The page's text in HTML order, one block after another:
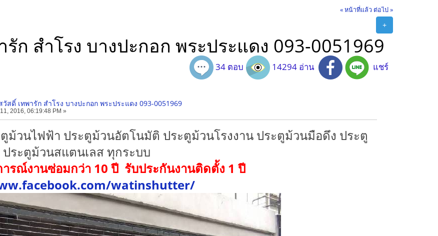
« หน้าที่แล้ว ต่อไป »
+
ก สำโรง บางปะกอก พระประแดง 093-0051969
34 ตอบ 14294 อ่าน แชร์
สดิ์ เทพารัก สำโรง บางปะกอก พระประแดง 093-0051969
2016, 06:19:48 PM »
ม้วนไฟฟ้า ประตูม้วนอัตโนมัติ ประตูม้วนโรงงาน ประตูม้วนมือดึง ประตู
ระตูม้วนสแตนเลส ทุกระบบ
รณ์งานซ่อมกว่า 10 ปี รับประกันงานติดตั้ง 1 ปี
watinshutter/